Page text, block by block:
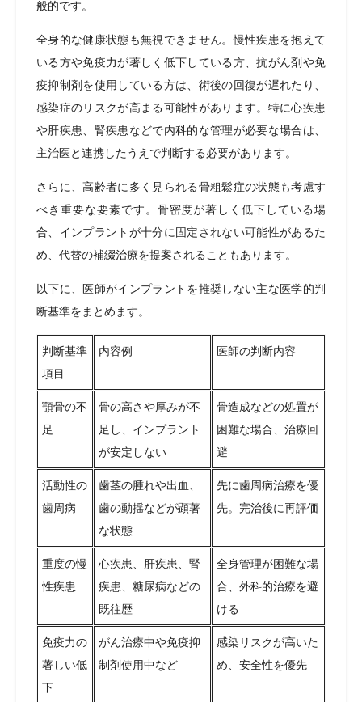
般的です。
全身的な健康状態も無視できません。慢性疾患を抱えて
いる方や免疫力が著しく低下している方、抗がん剤や免
疫抑制剤を使用している方は、術後の回復が遅れたり、
感染症のリスクが高まる可能性があります。特に心疾患
や肝疾患、腎疾患などで内科的な管理が必要な場合は、
主治医と連携したうえで判断する必要があります。
さらに、高齢者に多く見られる骨粗鬆症の状態も考慮す
べき重要な要素です。骨密度が著しく低下している場
合、インプラントが十分に固定されない可能性があるた
め、代替の補綴治療を提案されることもあります。
以下に、医師がインプラントを推奨しない主な医学的判
断基準をまとめます。
判断基準
項目
内容例 医師の判断内容
顎骨の不
足
骨の高さや厚みが不
足し、インプラント
が安定しない
骨造成などの処置が
困難な場合、治療回
避
活動性の
歯周病
歯茎の腫れや出血、
歯の動揺などが顕著
な状態
先に歯周病治療を優
先。完治後に再評価
重度の慢
性疾患
心疾患、肝疾患、腎
疾患、糖尿病などの
既往歴
全身管理が困難な場
合、外科的治療を避
ける
免疫力の
著しい低
下
がん治療中や免疫抑
制剤使用中など
感染リスクが高いた
め、安全性を優先